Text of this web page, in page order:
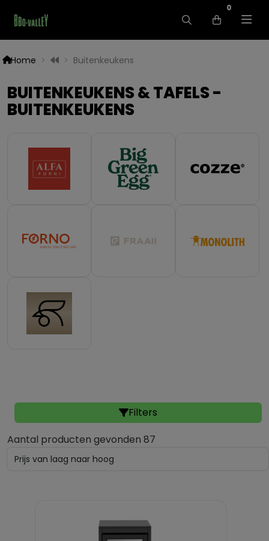
0
Home Buitenkeukens
BUITENKEUKENS & TAFELS -
BUITENKEUKENS
Filters
Aantal producten gevonden 87